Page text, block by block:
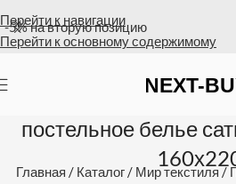
Перейти к навигации
Перейти к основному содержимому
Оплата на счет = бесплатная доставка
First choice EYLUL
постельное белье
Главная / Каталог/ Мир текстиля/